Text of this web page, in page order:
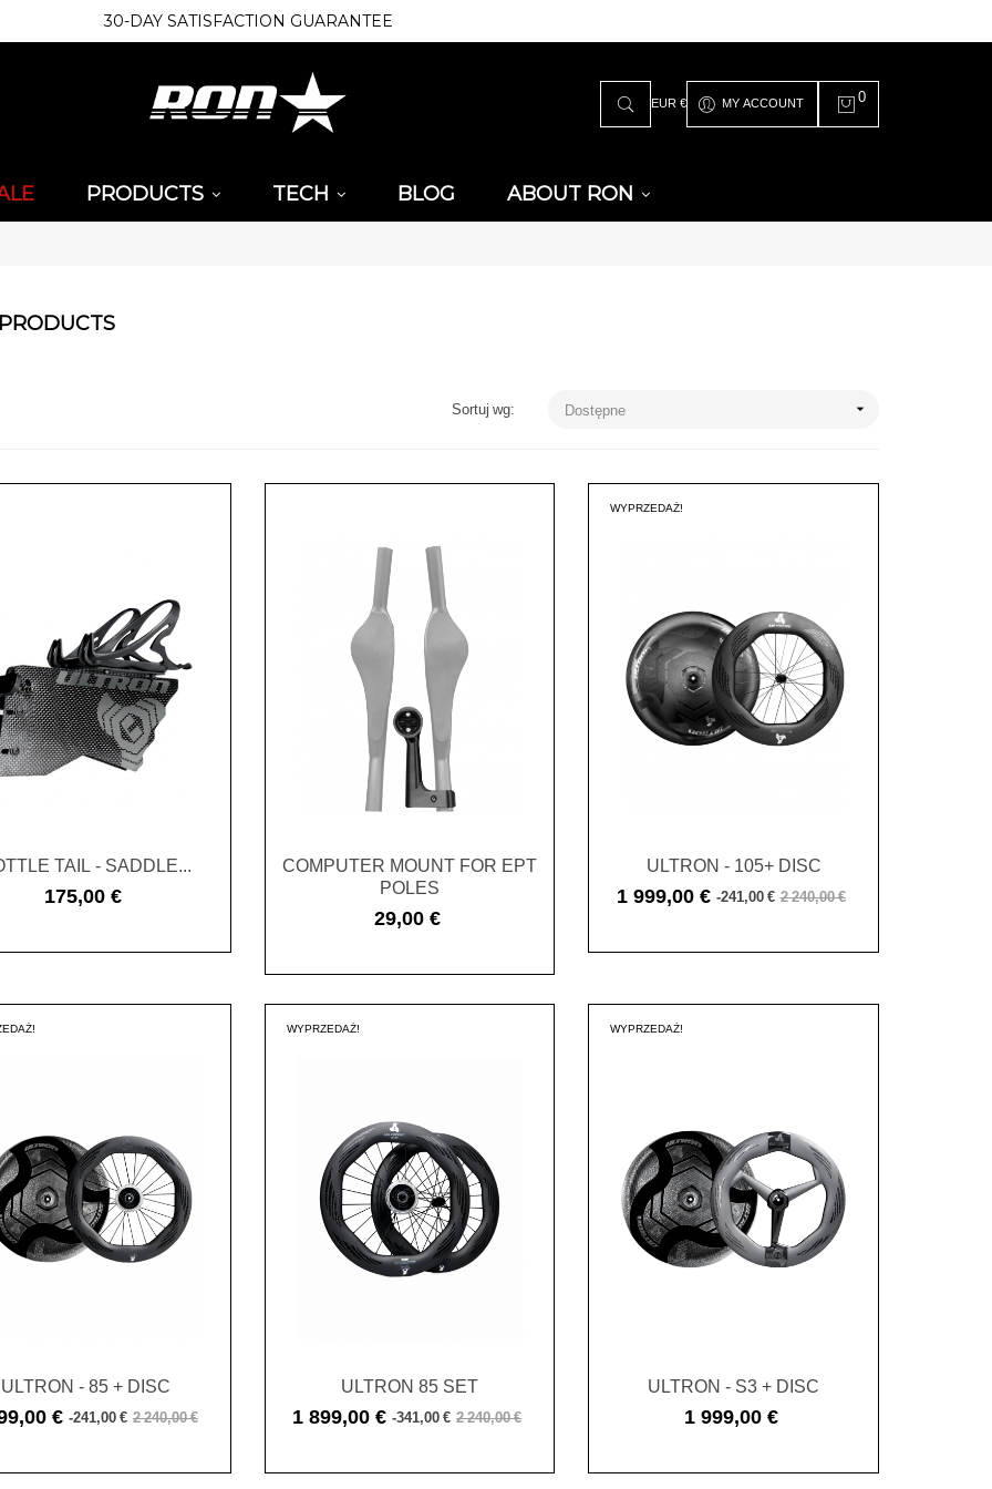
30-DAY SATISFACTION GUARANTEE
EUR € MY ACCOUNT 0
PRODUCTS TECH BLOG ABOUT RON
Sortuj wg: Dostępne 
TAIL - SADDLE...
Cena
175,00 €
COMPUTER MOUNT FOR EPT
POLES
Cena
29,00 €
WYPRZEDAŻ!
ULTRON - 105+ DISC
Cena
2 240,00 €
-241,00 €
Cena
1 999,00 €
ULTRON - 85 + DISC
Cena
2 240,00 €
-241,00 €
Cena
€
WYPRZEDAŻ!
ULTRON 85 SET
Cena
2 240,00 €
-341,00 €
Cena
1 899,00 €
WYPRZEDAŻ!
ULTRON - S3 + DISC
Cena
1 999,00 €